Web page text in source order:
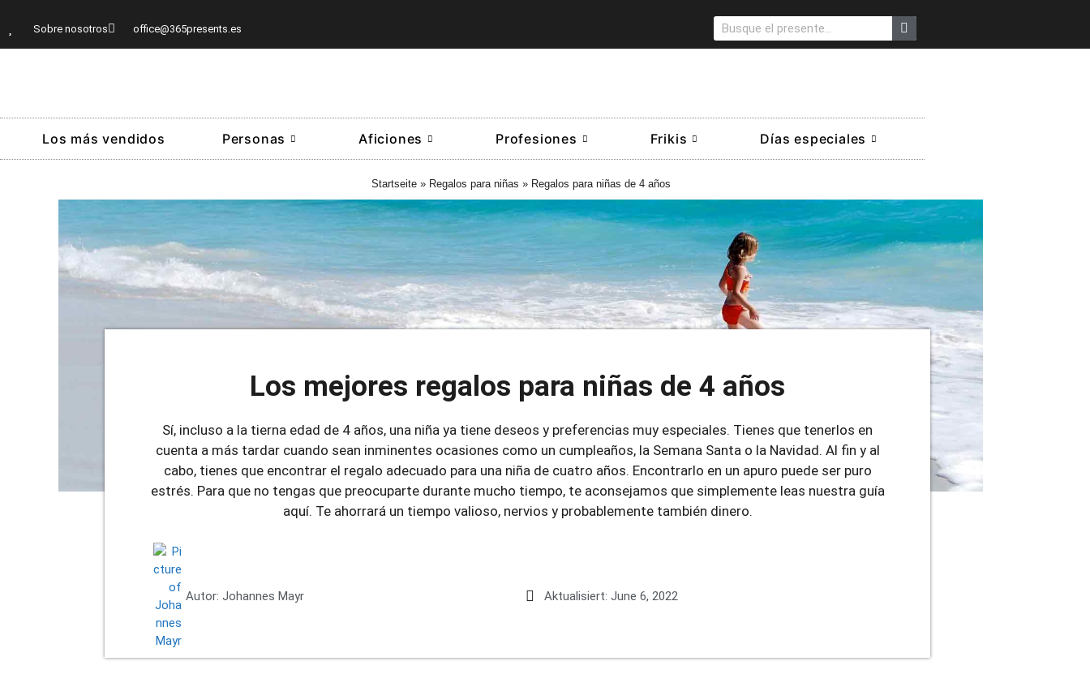
Sobre nosotros office@365presents.es
Los más vendidos Personas Aficiones Profesiones Frikis Días especiales
Startseite» Regalos para niñas » Regalos para niñas de 4 años
Los mejores regalos para niñas de 4 años
Sí, incluso a la tierna edad de 4 años, una niña ya tiene deseos y preferencias muy especiales. Tienes que tenerlos en
cuenta a más tardar cuando sean inminentes ocasiones como un cumpleaños, la Semana Santa o la Navidad. Al fin y al
cabo, tienes que encontrar el regalo adecuado para una niña de cuatro años. Encontrarlo en un apuro puede ser puro
estrés. Para que no tengas que preocuparte durante mucho tiempo, te aconsejamos que simplemente leas nuestra guía
aquí. Te ahorrará un tiempo valioso, nervios y probablemente también dinero.
Autor: Johannes Mayr Aktualisiert: June 6, 2022